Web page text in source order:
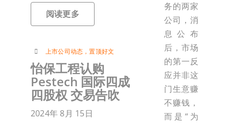
阅读更多
上市公司动态 ，置顶好文
怡保工程认购
Pestech 国际四成
四股权 交易告吹
2024年 8月 15日
务的两家
公司，消
息公布
后，市场
的第一反
应并非这
门生意赚
不赚钱，
而是“为